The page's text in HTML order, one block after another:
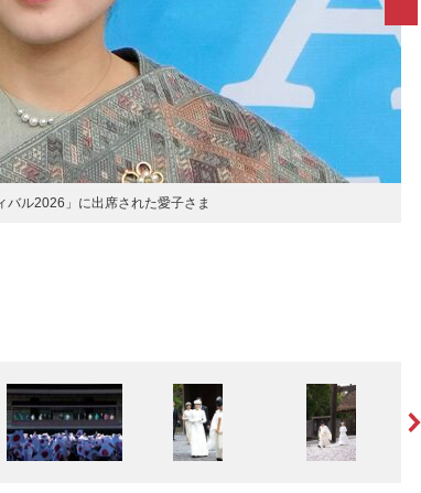
ル2026」に出席された愛子さま